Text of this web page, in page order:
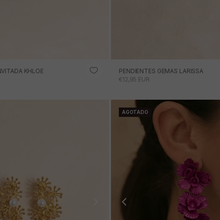
KHLOE
PENDIENTES GEMAS LARISSA
PRECIO DE OFERTA
€12,95 EUR
AGOTADO